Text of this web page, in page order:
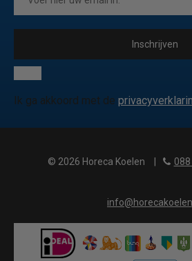
Inschrijven
Ik ga akkoord met de
© 2026 Horeca Koelen